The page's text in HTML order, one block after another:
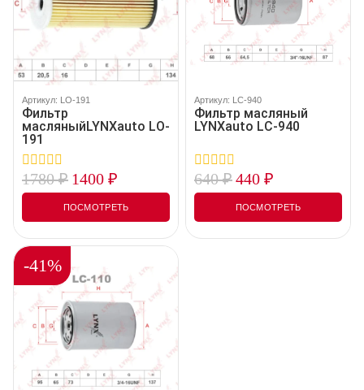
Артикул: LO-191
Фильтр
масляныйLYNXauto LO-
191
0
out
5
1780₽ 1400 ₽
ПОСМОТРЕТЬ
Артикул: LC-940
Фильтр масляный
LYNXauto LC-940
0
out
5
640₽440 ₽
ПОСМОТРЕТЬ
-41%